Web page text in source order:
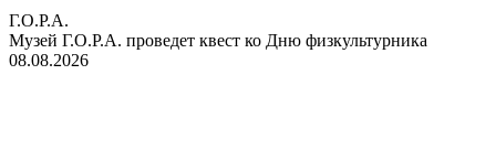
Г.О.Р.А.
Музей Г.О.Р.А. проведет квест ко Дню физкультурника
08.08.2026